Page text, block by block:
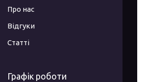
Про нас
Відгуки
Статті
Графік роботи